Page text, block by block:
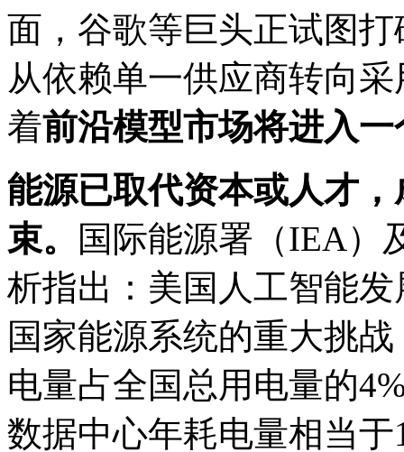
面，谷歌等巨头正试图
从依赖单一供应商转向
着前沿模型市场将进入
能源已取代资本或人才
束。
国际能源署（IEA）
析指出：美国人工智能
国家能源系统的重大挑
电量占全国总用电量的
数据中心年耗电量相当